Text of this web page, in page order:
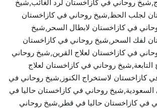
روحاني في كازاخستان لرد الغائب,شيخ
لجلب الحظ,شيخ روحاني في كازاخستان
في كازاخستان لابطال السحر,شيخ
لفك السحر,شيخ روحاني في كازاخستان
في كازاخستان لعلاج القرين,شيخ روحاني
التابعة,شيخ روحاني في كازاخستان لعلاج
كازاخستان لاستخراج الكنوز,شيخ روحاني في
السعودية,شيخ روحاني في كازاخستان حاليا في
في كازاخستان حاليا في قطر,شيخ روحاني